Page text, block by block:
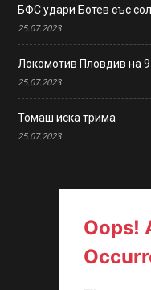
БФС удари Ботев със
25.07.2023
Локомотив Пловдив на
25.07.2023
Томаш иска трима
25.07.2023